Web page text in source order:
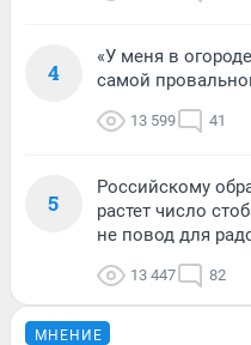
4
«У меня в
самой
13 599 41
5
Российскому
растет число
не повод для
13 447 82
МНЕНИЕ